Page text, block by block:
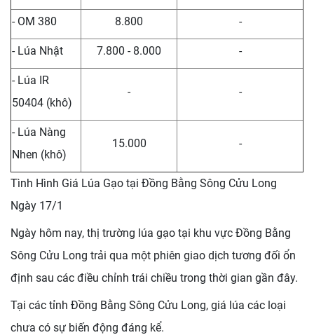
- OM 380 8.800 -
- Lúa Nhật 7.800 - 8.000 -
- Lúa IR
50404 (khô)
- -
- Lúa Nàng
Nhen (khô)
15.000 -
Tình Hình Giá Lúa Gạo tại Đồng Bằng Sông Cửu Long
Ngày 17/1
Ngày hôm nay, thị trường lúa gạo tại khu vực Đồng Bằng
Sông Cửu Long trải qua một phiên giao dịch tương đối ổn
định sau các điều chỉnh trái chiều trong thời gian gần đây.
Tại các tỉnh Đồng Bằng Sông Cửu Long, giá lúa các loại
chưa có sự biến động đáng kể.